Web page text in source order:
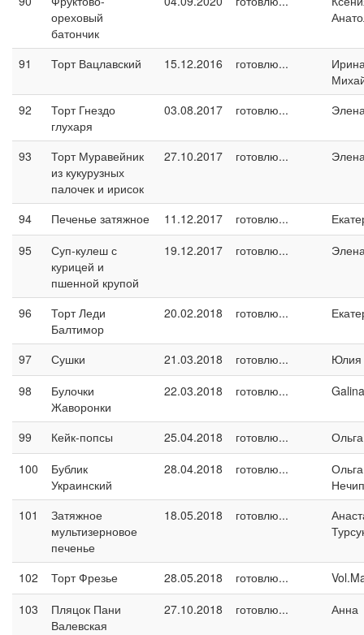
ореховый
батончик
91 Торт Вацлавский 15.12.2016 готовлю...
92
Торт Гнездо
глухаря
03.08.2017 готовлю...
93
Торт Муравейник
из кукурузных
палочек и ирисок
27.10.2017 готовлю...
94 Печенье затяжное 11.12.2017 готовлю...
95
Суп-кулеш с
курицей и
пшенной крупой
19.12.2017 готовлю...
96
Торт Леди
Балтимор
20.02.2018 готовлю...
97 Сушки 21.03.2018 готовлю...
Юлия
98
Булочки
Жаворонки
22.03.2018 готовлю...
99 Кейк-попсы 25.04.2018 готовлю...
100
Бублик
Украинский
28.04.2018 готовлю...
Ольга
101
Затяжное
мультизерновое
печенье
18.05.2018 готовлю...
102 Торт Фрезье 28.05.2018 готовлю...
103
Пляцок Пани
Валевская
27.10.2018 готовлю... Анна